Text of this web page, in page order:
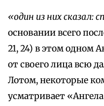
«один из них сказал:
основании всего
21, 24) в этом одном
от своего лица всю
Лотом, некоторые
усматривает